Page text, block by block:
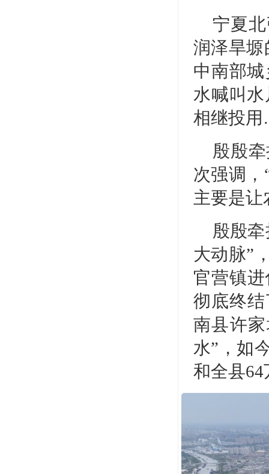
宁夏
润泽旱塬
中南部
水喊叫
相继投
殷殷
次强调，
主要是让
殷殷
大动脉”
官营镇
彻底终
南县许
水”，如
和全县